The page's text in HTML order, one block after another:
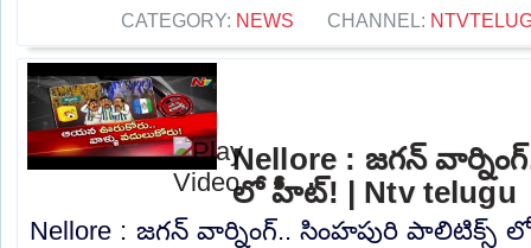
CATEGORY: NEWS CHANNEL:
Nellore : జగన్
లో హీట్! | Ntv telugu
Nellore : జగన్ వార్నింగ్.. సింహపురి పాలిటిక్స్